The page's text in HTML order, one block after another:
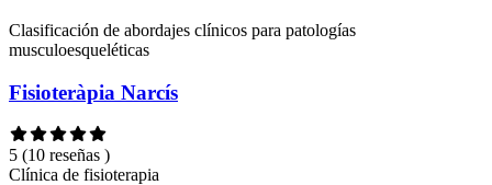
Clasificación de abordajes clínicos para patologías
musculoesqueléticas
Fisioteràpia Narcís
5 (10 reseñas )
Clínica de fisioterapia